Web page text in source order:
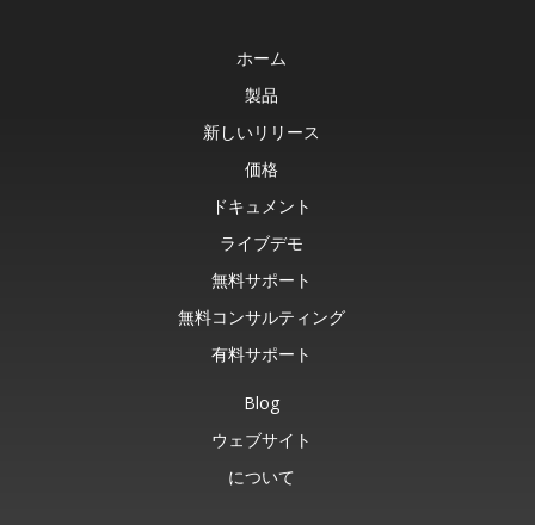
ホーム
製品
新しいリリース
価格
ドキュメント
ライブデモ
無料サポート
無料コンサルティング
有料サポート
Blog
ウェブサイト
について